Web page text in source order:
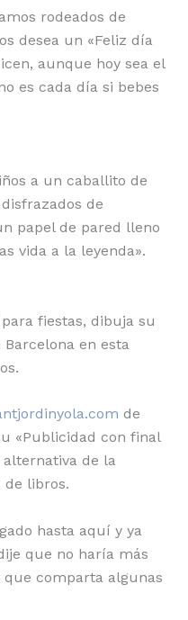
rodeados de
desea un «Feliz día
aunque hoy sea el
es cada día si bebes
a un caballito de
de
papel de pared lleno
vida a la leyenda».
fiestas, dibuja su
en esta
de
«Publicidad con final
de la
de libros.
hasta aquí y ya
que no haría más
comparta algunas